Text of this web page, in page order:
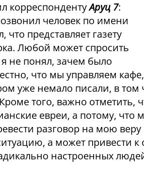
корреспондентуАруц 7:
человек по имени
что представляет газету
Любой может спросить
не понял, зачем было
что мы управляем
уже немало писали, в том
того, важно
евреи, а потому, что
разговор на мою
а может привести
настроенных